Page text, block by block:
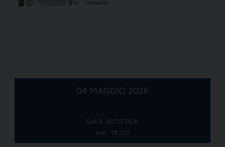
04 MAGGIO 2026
SALA ARTISTICA
ore: 18:00